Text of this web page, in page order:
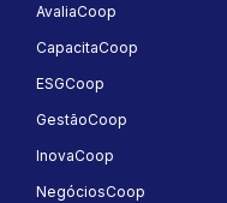
AvaliaCoop
CapacitaCoop
ESGCoop
GestãoCoop
InovaCoop
NegóciosCoop